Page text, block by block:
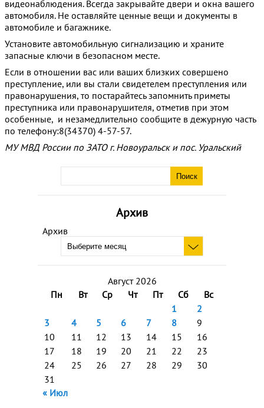
Архив
Архив
Август 2026
Пн
Вт Ср Чт Пт Сб
Вс
1
2
3
4 5 6 7 8
9
10
11 12 13 14 15
16
17
18 19 20 21 22
23
24
25 26 27 28 29
30
31
« Июл
видеонаблюдения. Всегда закрывайте двери и окна вашего
автомобиля. Не оставляйте ценные вещи и документы в
автомобиле и багажнике.
Установите автомобильную сигнализацию и храните
запасные ключи в безопасном месте.
Если в отношении вас или ваших близких совершено
преступление, или вы стали свидетелем преступления или
правонарушения, то постарайтесь запомнить приметы
преступника или правонарушителя, отметив при этом
особенные, и незамедлительно сообщите в дежурную часть
по телефону:8(34370) 4-57-57.
МУ МВД России по ЗАТО г. Новоуральск и пос. Уральский